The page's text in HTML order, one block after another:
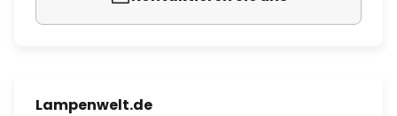
Lampenwelt.de